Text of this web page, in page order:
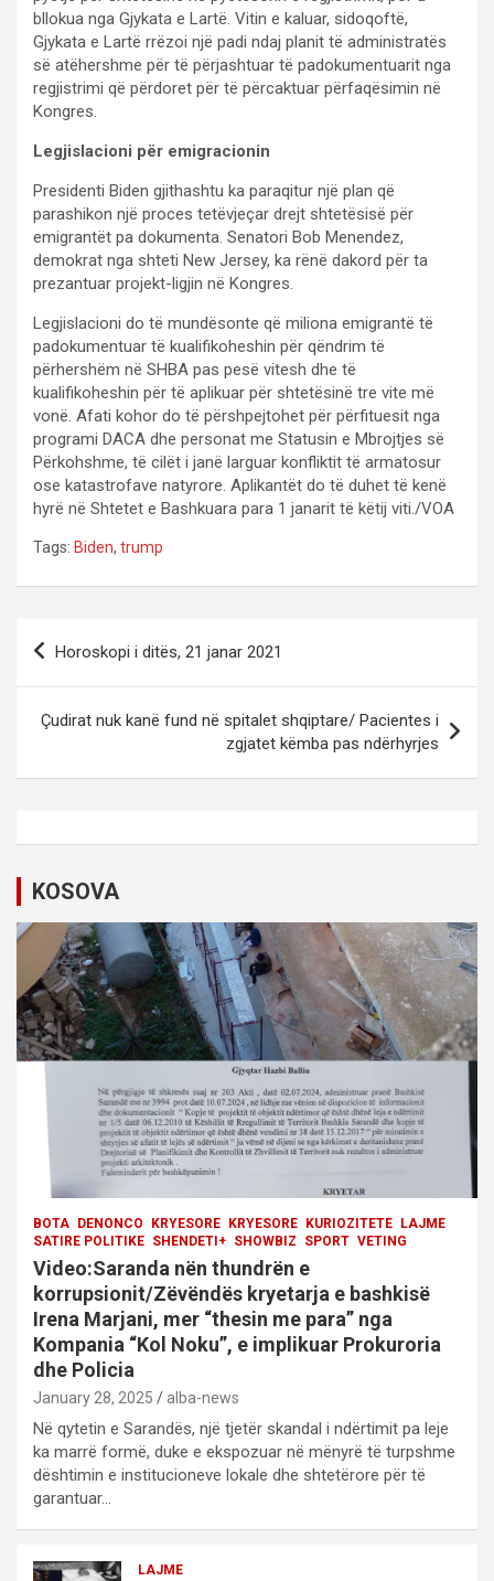
bllokua nga Gjykata e Lartë. Vitin e kaluar, sidoqoftë,
Gjykata e Lartë rrëzoi një padi ndaj planit të administratës
së atëhershme për të përjashtuar të padokumentuarit nga
regjistrimi që përdoret për të përcaktuar përfaqësimin në
Kongres.
Legjislacioni për emigracionin
Presidenti Biden gjithashtu ka paraqitur një plan që
parashikon një proces tetëvjeçar drejt shtetësisë për
emigrantët pa dokumenta. Senatori Bob Menendez,
demokrat nga shteti New Jersey, ka rënë dakord për ta
prezantuar projekt-ligjin në Kongres.
Legjislacioni do të mundësonte që miliona emigrantë të
padokumentuar të kualifikoheshin për qëndrim të
përhershëm në SHBA pas pesë vitesh dhe të
kualifikoheshin për të aplikuar për shtetësinë tre vite më
vonë. Afati kohor do të përshpejtohet për përfituesit nga
programi DACA dhe personat me Statusin e Mbrojtjes së
Përkohshme, të cilët i janë larguar konfliktit të armatosur
ose katastrofave natyrore. Aplikantët do të duhet të kenë
hyrë në Shtetet e Bashkuara para 1 janarit të këtij viti./VOA
Tags: Biden, trump
n
v
i
g
a
t
i
o
Horoskopi i ditës, 21 janar 2021
Çudirat nuk kanë fund në spitalet shqiptare/ Pacientes i
zgjatet këmba pas ndërhyrjes
KOSOVA
BOTA DENONCO KRYESORE KRYESORE KURIOZITETE
LAJME
SATIRE POLITIKE SHENDETI+ SHOWBIZ SPORT VETING
Video:Saranda nën thundrën e
korrupsionit/Zëvëndës kryetarja e bashkisë
Irena Marjani, mer “thesin me para” nga
Kompania “Kol Noku”, e implikuar Prokuroria
dhe Policia
January 28, 2025 alba-news
Në qytetin e Sarandës, një tjetër skandal i ndërtimit pa leje
ka marrë formë, duke e ekspozuar në mënyrë të turpshme
dështimin e institucioneve lokale dhe shtetërore për të
garantuar…
LAJME